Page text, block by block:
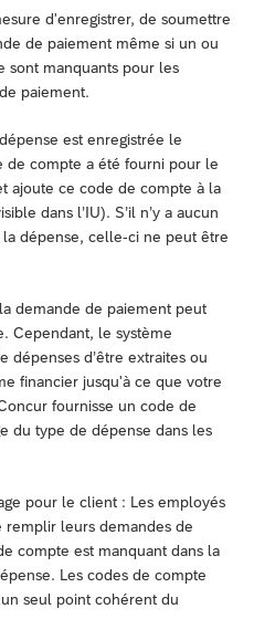
d'enregistrer, de soumettre
de paiement même si un ou
sont manquants pour les
paiement.
est enregistrée le
de compte a été fourni pour le
ajoute ce code de compte à la
dans l’IU). S’il n’y a aucun
dépense, celle-ci ne peut être
demande de paiement peut
Cependant, le système
dépenses d’être extraites ou
financier jusqu'à ce que votre
fournisse un code de
du type de dépense dans les
pour le client : Les employés
remplir leurs demandes de
compte est manquant dans la
Les codes de compte
seul point cohérent du